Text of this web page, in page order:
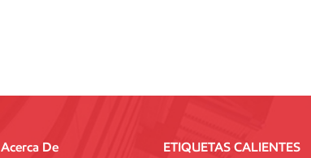
Acerca De ETIQUETAS CALIENTES